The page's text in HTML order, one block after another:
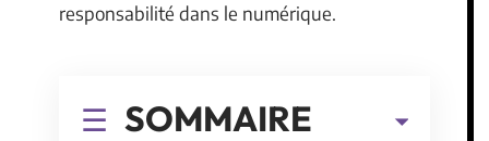
responsabilité dans le numérique.
SOMMAIRE